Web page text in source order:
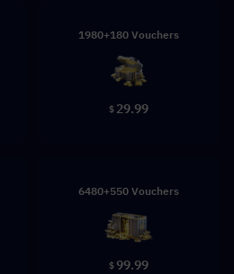
1980+180 Vouchers
$ 29.99
6480+550 Vouchers
$99.99